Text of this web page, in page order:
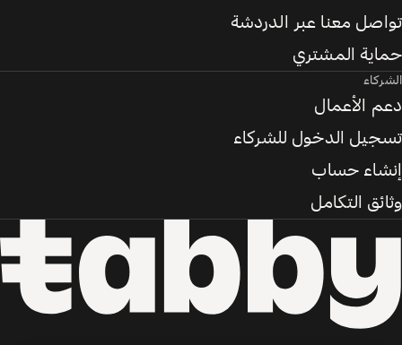
تواصل معنا عبر الدردشة
حماية المشتري
الشركاء
دعم الأعمال
تسجيل الدخول للشركاء
إنشاء حساب
وثائق التكامل